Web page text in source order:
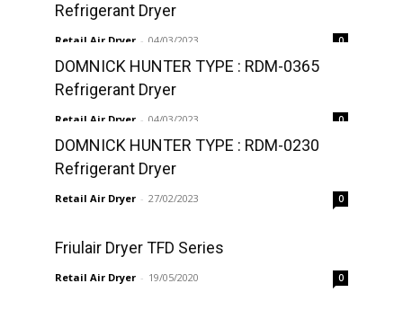
Refrigerant Dryer
Retail Air Dryer - 04/03/2023 0
DOMNICK HUNTER TYPE : RDM-0365
Refrigerant Dryer
Retail Air Dryer - 04/03/2023 0
DOMNICK HUNTER TYPE : RDM-0230
Refrigerant Dryer
Retail Air Dryer - 27/02/2023 0
Friulair Dryer TFD Series
Retail Air Dryer - 19/05/2020 0